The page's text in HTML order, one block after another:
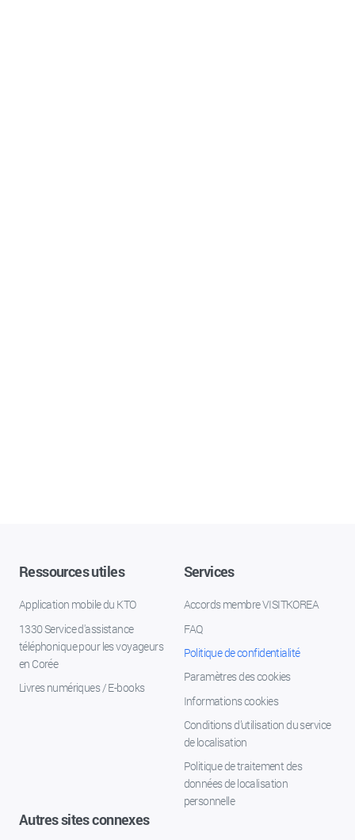
Ressources utiles
Application mobile du KTO
1330 Service d'assistance
téléphonique pour les voyageurs
en Corée
Livres numériques / E-books
Services
Accords membre VISITKOREA
FAQ
Politique de confidentialité
Paramètres des cookies
Informations cookies
Conditions d’utilisation du service
de localisation
Politique de traitement des
données de localisation
personnelle
Autres sites connexes